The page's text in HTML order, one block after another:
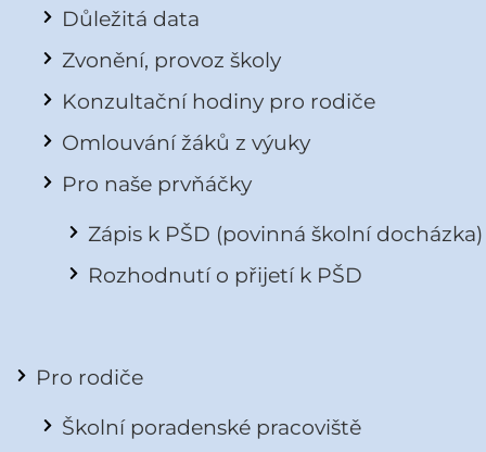
Důležitá data
Zvonění, provoz školy
Konzultační hodiny pro rodiče
Omlouvání žáků z výuky
Pro naše prvňáčky
Zápis k PŠD (povinná školní docházka)
Rozhodnutí o přijetí k PŠD
Pro rodiče
Školní poradenské pracoviště